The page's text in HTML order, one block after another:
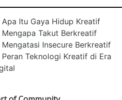
Apa Itu Gaya Hidup Kreatif
Mengapa Takut Berkreatif
Mengatasi Insecure Berkreatif
Peran Teknologi Kreatif di Era